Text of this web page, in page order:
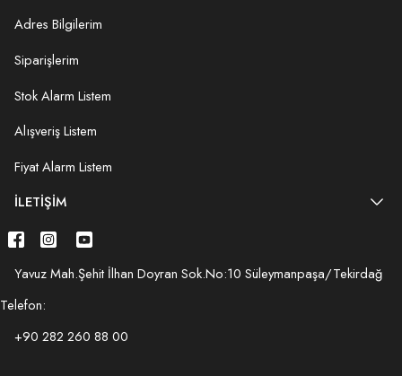
Adres Bilgilerim
Siparişlerim
Stok Alarm Listem
Alışveriş Listem
Fiyat Alarm Listem
İLETIŞIM
Yavuz Mah.Şehit İlhan Doyran Sok.No:10 Süleymanpaşa/Tekirdağ
Telefon:
+90 282 260 88 00